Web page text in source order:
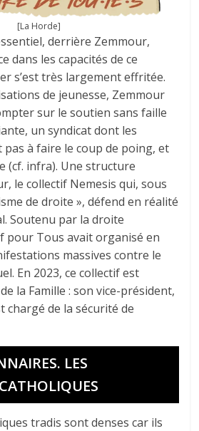
[La Horde]
derrière Zemmour,
dans les capacités de ce
s’est très largement effritée.
de jeunesse, Zemmour
sur le soutien sans faille
un syndicat dont les
pas à faire le coup de poing, et
(cf. infra). Une structure
le collectif Nemesis qui, sous
de droite », défend en réalité
Soutenu par la droite
pour Tous avait organisé en
massives contre le
En 2023, ce collectif est
la Famille : son vice-président,
chargé de la sécurité de
LES
tradis sont denses car ils